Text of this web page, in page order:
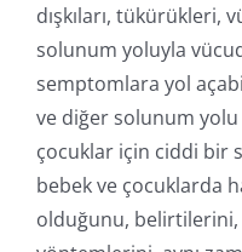
dışkıları, tükürükleri,
solunum yoluyla
semptomlara yol
ve diğer solunum yolu
çocuklar için ciddi bir
bebek ve çocuklarda
olduğunu,